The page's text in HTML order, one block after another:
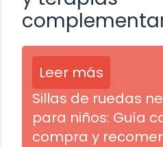
Leer más
Sillas de ruedas
para niños: Guía
compra y